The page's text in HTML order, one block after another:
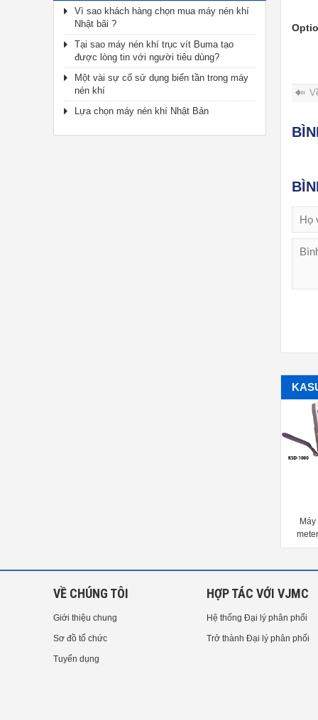
Vì sao khách hàng chọn mua máy nén khí
Nhật bãi ?
Tại sao máy nén khí trục vít Buma tạo
được lòng tin với người tiêu dùng?
Một vài sự cố sử dụng biến tần trong máy
nén khí
Lựa chọn máy nén khí Nhật Bản
VỀ CHÚNG TÔI
Giới thiệu chung
Sơ đồ tổ chức
Tuyển dụng
HỢP TÁC VỚI VJMC
Hệ thống Đại lý phân phối
Trở thành Đại lý phân phối